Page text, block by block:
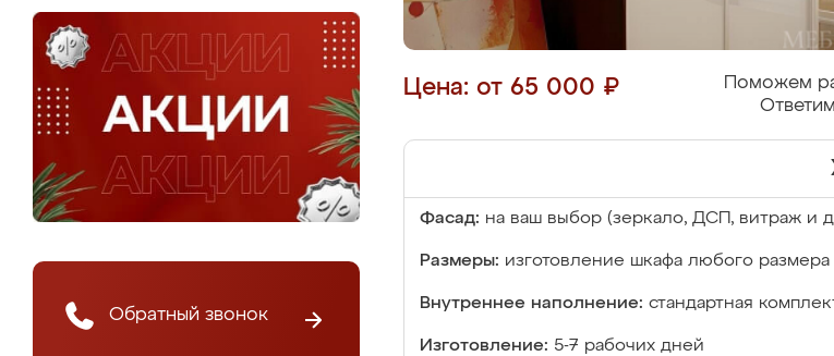
Обратный звонок
Цена: от 65 000 ₽
Поможем
Фасад: на ваш выбор (зеркало, ДСП, витраж и
Размеры: изготовление шкафа любого размера
Внутреннее наполнение: стандартная
Изготовление: 5-7 рабочих дней